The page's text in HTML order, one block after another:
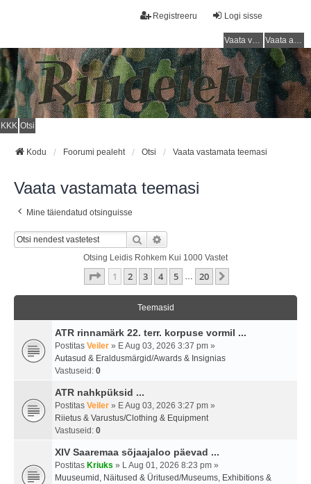
Logi sisse
Registreeru
Vaata vastamata teemasi Vaata aktiivseid teemasid
KKK Otsi
Kodu Foorumi pealeht Otsi Vaata vastamata teemasi
Vaata vastamata teemasi
Mine täiendatud otsinguisse
Otsi
Otsing Leidis Rohkem Kui 1000 Vastet
1 . Leht20 -st
1 2 3 4 5 … 20
Teemasid
ATR rinnamärk 22. terr. korpuse vormil ...
Postitas Veiler » E Aug 03, 2026 3:37 pm »
Autasud & Eraldusmärgid/Awards & Insignias
Vastuseid: 0
ATR nahkpüksid ...
Postitas Veiler » E Aug 03, 2026 3:27 pm »
Riietus & Varustus/Clothing & Equipment
Vastuseid: 0
XIV Saaremaa sõjaajaloo päevad ...
Postitas Kriuks » L Aug 01, 2026 8:23 pm »
Muuseumid, Näitused & Üritused/Museums, Exhibitions &